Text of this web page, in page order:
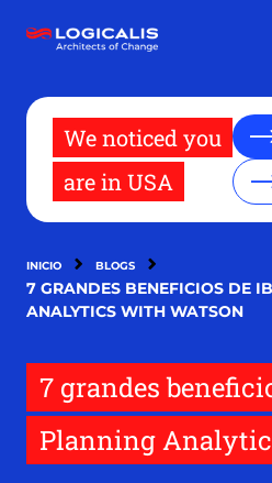
contenido
We noticed you
are in USA
INICIO BLOGS
7 GRANDES BENEFICIOS DE
ANALYTICS WITH WATSON
7 grandes
Planning